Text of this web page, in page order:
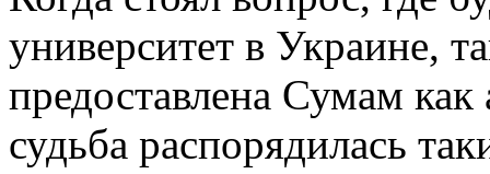
университет в Украине,
предоставлена Сумам как
судьба распорядилась